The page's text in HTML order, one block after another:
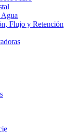
Agua
Flujo y Retención